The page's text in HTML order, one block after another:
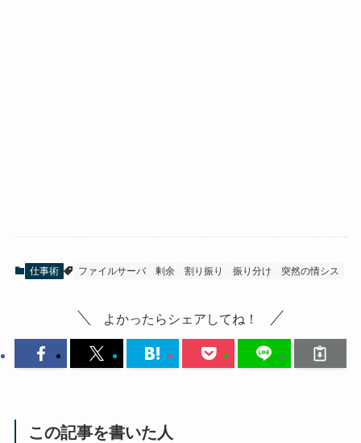
仕事術 ファイルサーバ 剰余 割り振り 振り分け 突然の情シス
よかったらシェアしてね！
この記事を書いた人